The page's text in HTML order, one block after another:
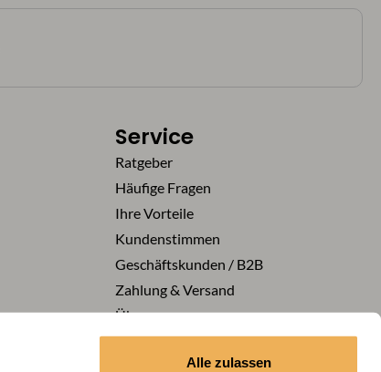
Alle zulassen
Service
Ratgeber
Häufige Fragen
Ihre Vorteile
Kundenstimmen
Geschäftskunden / B2B
Zahlung & Versand
Über uns
Karriere
Vertrag widerrufen